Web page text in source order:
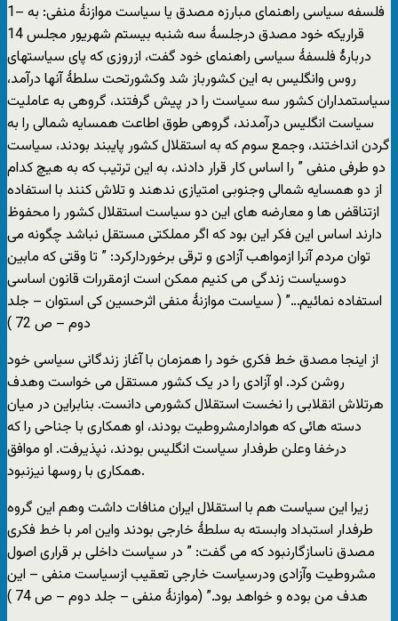
1– فلسفه سیاسی راهنمای مبارزه مصدق یا سیاست موازنۀ منفی: به
قراریکه خود مصدق درجلسۀ سه شنبه بیستم شهریور مجلس 14
دربارۀ فلسفۀ سیاسی راهنمای خود گفت، ازروزی که پای سیاستهای
روس وانگلیس به این کشورباز شد وکشورتحت سلطۀ آنها درآمد،
سیاستمداران کشور سه سیاست را در پیش گرفتند، گروهی به عاملیت
سیاست انگلیس درآمدند، گروهی طوق اطاعت همسایه شمالی را به
گردن انداختند، وجمع سوم که به استقلال کشور پایبند بودند، سیاست
دو طرفی منفی ” را اساس کار قرار دادند، به این ترتیب که به هیچ کدام
از دو همسایه شمالی وجنوبی امتیازی ندهند و تلاش کنند با استفاده
ازتناقض ها و معارضه های این دو سیاست استقلال کشور را محفوظ
دارند اساس این فکر این بود که اگر مملکتی مستقل نباشد چگونه می
توان مردم آنرا ازمواهب آزادی و ترقی برخوردارکرد: ” تا وقتی که مابین
دوسیاست زندگی می کنیم ممکن است ازمقررات قانون اساسی
استفاده نمائیم…” ( سیاست موازنۀ منفی اثرحسین کی استوان – جلد
دوم – ص 72 )
از اینجا مصدق خط فکری خود را همزمان با آغاز زندگانی سیاسی خود
روشن کرد. او آزادی را در یک کشور مستقل می خواست وهدف
هرتلاش انقلابی را نخست استقلال کشورمی دانست. بنابراین در میان
دسته هائی که هوادارمشروطیت بودند، او همکاری با جناحی را که
درخفا وعلن طرفدار سیاست انگلیس بودند، نپذیرفت. او موافق
همکاری با روسها نیزنبود.
زیرا این سیاست هم با استقلال ایران منافات داشت وهم این گروه
طرفدار استبداد وابسته به سلطۀ خارجی بودند واین امر با خط فکری
مصدق ناسازگارنبود که می گفت: ” در سیاست داخلی بر قراری اصول
مشروطیت وآزادی ودرسیاست خارجی تعقیب ازسیاست منفی – این
هدف من بوده و خواهد بود.” (موازنۀ منفی – جلد دوم – ص 74 )